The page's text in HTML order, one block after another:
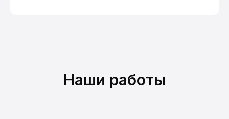
Наши работы